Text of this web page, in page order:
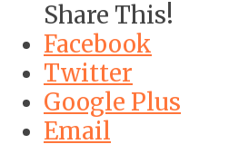
Share This!
Facebook
Twitter
Google Plus
Email